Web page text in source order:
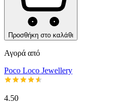
Προσθήκη στο καλάθι
Αγορά από
Poco Loco Jewellery
4.50